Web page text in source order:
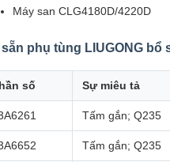
Máy san CLG4180D/4220D
phụ tùng LIUGONG bổ
số Sự miêu tả
Tấm gắn; Q235
Tấm gắn; Q235